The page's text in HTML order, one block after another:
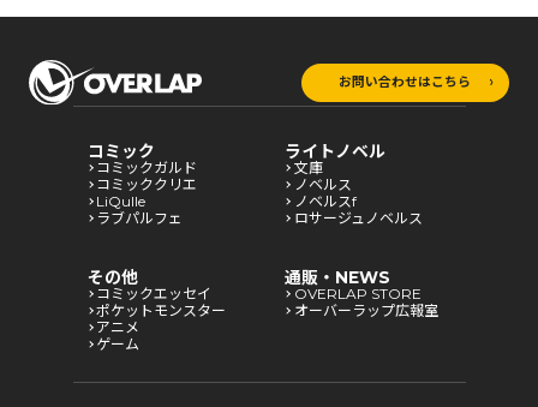
お問い合わせはこちら
コミック
コミックガルド
コミッククリエ
LiQulle
ラブパルフェ
ライトノベル
文庫
ノベルス
ノベルスf
ロサージュノベルス
その他
コミックエッセイ
ポケットモンスター
アニメ
ゲーム
通販・NEWS
OVERLAP STORE
オーバーラップ広報室